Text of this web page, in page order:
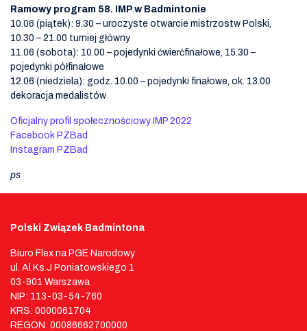
Ramowy program 58. IMP w Badmintonie
10.06 (piątek): 9.30 – uroczyste otwarcie mistrzostw Polski,
10.30 – 21.00 turniej główny
11.06 (sobota): 10.00 – pojedynki ćwierćfinałowe, 15.30 –
pojedynki półfinałowe
12.06 (niedziela): godz. 10.00 – pojedynki finałowe, ok. 13.00
dekoracja medalistów
Oficjalny profil społecznościowy IMP 2022
Facebook PZBad
Instagram PZBad
ps
Polski Związek Badmintona
Biuro Flex na PGE Narodowy
ul. Al.Ks.J Poniatowskiego 1
03-901 Warszawa
NIP: 113-03-54-760
KRS: 0000061704
REGON: 00086662700000